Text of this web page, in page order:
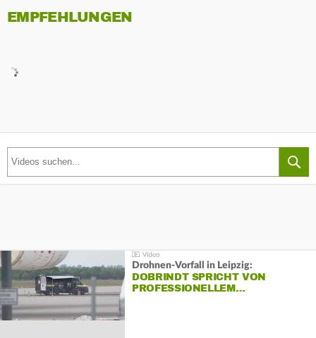
EMPFEHLUNGEN
Drohnen-Vorfall in Leipzig:
DOBRINDT SPRICHT VON
PROFESSIONELLEM…